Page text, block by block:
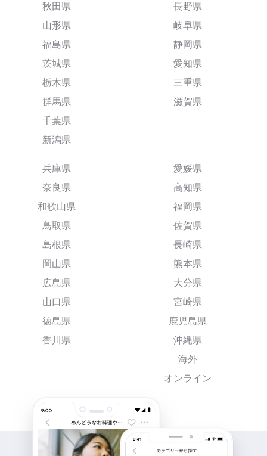
秋田県
山形県
福島県
茨城県
栃木県
群馬県
千葉県
新潟県
長野県
岐阜県
静岡県
愛知県
三重県
滋賀県
兵庫県
奈良県
和歌山県
鳥取県
島根県
岡山県
広島県
山口県
徳島県
香川県
愛媛県
高知県
福岡県
佐賀県
長崎県
熊本県
大分県
宮崎県
鹿児島県
沖縄県
海外
オンライン